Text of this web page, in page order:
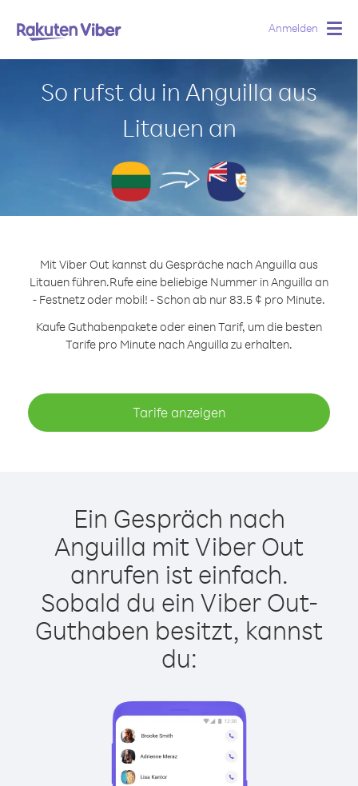
Anmelden
So rufst du in Anguilla aus
Litauen an
Mit Viber Out kannst du Gespräche nach Anguilla aus
Litauen führen.Rufe eine beliebige Nummer in Anguilla an
- Festnetz oder mobil! - Schon ab nur 83.5 ¢ pro Minute.
Kaufe Guthabenpakete oder einen Tarif, um die besten
Tarife pro Minute nach Anguilla zu erhalten.
Tarife anzeigen
Ein Gespräch nach
Anguilla mit Viber Out
anrufen ist einfach.
Sobald du ein Viber Out-
Guthaben besitzt, kannst
du: